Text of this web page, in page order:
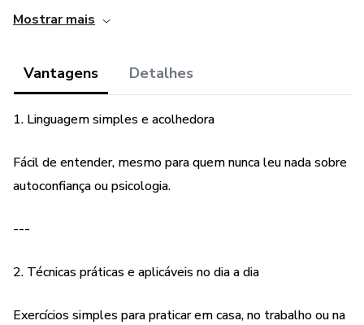
relacionamentos. Mas a boa notícia é: você pode mudar
Este eBook é um passo a passo direto e acessível para
aprender:
no trabalho ou em encontros
Mostrar mais
Vantagens Detalhes
1. Linguagem simples e acolhedora
Fácil de entender, mesmo para quem nunca leu nada sobre
autoconfiança ou psicologia.
---
2. Técnicas práticas e aplicáveis no dia a dia
Exercícios simples para praticar em casa, no trabalho ou na